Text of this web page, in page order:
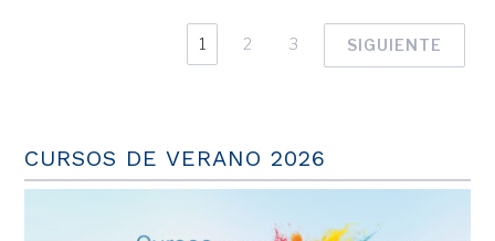
1 2 3 SIGUIENTE
CURSOS DE VERANO 2026